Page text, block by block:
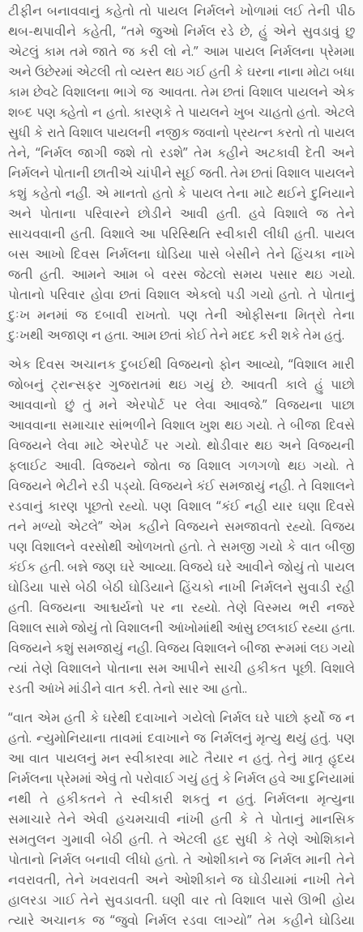
ટીફીન બનાવવાનું કહેતો તો પાયલ નિર્મલને ખોળામાં લઈ તેની પીઠ
થબ-થપાવીને કહેતી, “તમે જુઓ નિર્મલ રડે છે, હું એને સુવડાવું છુ
એટલું કામ તમે જાતે જ કરી લો ને.” આમ પાયલ નિર્મલના પ્રેમમા
અને ઉછેરમાં એટલી તો વ્યસ્ત થઇ ગઈ હતી કે ઘરના નાના મોટા બધા
કામ છેવટે વિશાલના ભાગે જ આવતા. તેમ છતાં વિશાલ પાયલને એક
શબ્દ પણ ક્હેતો ન હતો. કારણકે તે પાયલને ખુબ ચાહતો હતો. એટલે
સુધી કે રાતે વિશાલ પાયલની નજીક જવાનો પ્રયત્ન કરતો તો પાયલ
તેને, “નિર્મલ જાગી જશે તો રડશે” તેમ કહીને અટકાવી દેતી અને
નિર્મલને પોતાની છાતીએ ચાંપીને સૂઈ જતી. તેમ છતાં વિશાલ પાયલને
કશું કહેતો નહીં. એ માનતો હતો કે પાયલ તેના માટે થઈને દુનિયાને
અને પોતાના પરિવારને છોડીને આવી હતી. હવે વિશાલે જ તેને
સાચવવાની હતી. વિશાલે આ પરિસ્થિતિ સ્વીકારી લીધી હતી. પાયલ
બસ આખો દિવસ નિર્મલના ઘોડિયા પાસે બેસીને તેને હિંચકા નાખે
જતી હતી. આમને આમ બે વરસ જેટલો સમય પસાર થઇ ગયો.
પોતાનો પરિવાર હોવા છતાં વિશાલ એકલો પડી ગયો હતો. તે પોતાનું
દુઃખ મનમાં જ દબાવી રાખતો. પણ તેની ઓફીસના મિત્રો તેના
દુઃખથી અજાણ ન હતા. આમ છતાં કોઈ તેને મદદ કરી શકે તેમ હતું.
એક દિવસ અચાનક દુબઈથી વિજયનો ફોન આવ્યો, “વિશાલ મારી
જોબનું ટ્રાન્સફર ગુજરાતમાં થઇ ગયું છે. આવતી કાલે હું પાછો
આવવાનો છું તું મને એરપોર્ટ પર લેવા આવજે.” વિજયના પાછા
આવવાના સમાચાર સાંભળીને વિશાલ ખુશ થઇ ગયો. તે બીજા દિવસે
વિજયને લેવા માટે એરપોર્ટ પર ગયો. થોડીવાર થઇ અને વિજયની
ફ્લાઈટ આવી. વિજયને જોતા જ વિશાલ ગળગળો થઇ ગયો. તે
વિજયને ભેટીને રડી પડ્યો. વિજયને કંઈ સમજાયું નહી. તે વિશાલને
રડવાનું કારણ પૂછતો રહ્યો. પણ વિશાલ “કંઈ નહી યાર ઘણા દિવસે
તને મળ્યો એટલે” એમ કહીને વિજયને સમજાવતો રહ્યો. વિજય
પણ વિશાલને વરસોથી ઓળખતો હતો. તે સમજી ગયો કે વાત બીજી
કંઈક હતી. બન્ને જણ ઘરે આવ્યા. વિજયે ઘરે આવીને જોયું તો પાયલ
ઘોડિયા પાસે બેઠી બેઠી ઘોડિયાને હિંચકો નાખી નિર્મલને સુવાડી રહી
હતી. વિજયના આશ્ચર્યનો પર ના રહ્યો. તેણે વિસ્મય ભરી નજરે
વિશાલ સામે જોયું તો વિશાલની આંખોમાંથી આંસુ છલકાઈ રહ્યા હતા.
વિજયને કશું સમજાયું નહી. વિજય વિશાલને બીજા રૂમમાં લઇ ગયો
ત્યાં તેણે વિશાલને પોતાના સમ આપીને સાચી હકીકત પૂછી. વિશાલે
રડતી આંખે માંડીને વાત કરી. તેનો સાર આ હતો..
“વાત એમ હતી કે ઘરેથી દવાખાને ગયેલો નિર્મલ ઘરે પાછો ફર્યો જ ન
હતો. ન્યુમોનિયાના તાવમાં દવાખાને જ નિર્મલનું મૃત્યુ થયું હતું. પણ
આ વાત પાયલનું મન સ્વીકારવા માટે તૈયાર ન હતું. તેનું માતૃ હૃદય
નિર્મલના પ્રેમમાં એવું તો પરોવાઈ ગયું હતું કે નિર્મલ હવે આ દુનિયામાં
નથી તે હકીકતને તે સ્વીકારી શકતું ન હતું. નિર્મલના મૃત્યુના
સમાચારે તેને એવી હચમચાવી નાંખી હતી કે તે પોતાનું માનસિક
સમતુલન ગુમાવી બેઠી હતી. તે એટલી હદ સુધી કે તેણે ઓશિકાને
પોતાનો નિર્મલ બનાવી લીધો હતો. તે ઓશીકાને જ નિર્મલ માની તેને
નવરાવતી, તેને ખવરાવતી અને ઓશીકાને જ ઘોડીયામાં નાખી તેને
હાલરડા ગાઈ તેને સુવડાવતી. ઘણી વાર તો વિશાલ પાસે ઊભી હોય
ત્યારે અચાનક જ “જુવો નિર્મલ રડવા લાગ્યો” તેમ કહીને ઘોડિયા